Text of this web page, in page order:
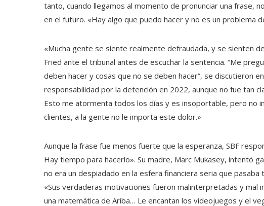
tanto, cuando llegamos al momento de pronunciar una frase,
en el futuro. «Hay algo que puedo hacer y no es un problema
«Mucha gente se siente realmente defraudada, y se sienten
Fried ante el tribunal antes de escuchar la sentencia. “Me
deben hacer y cosas que no se deben hacer”, se discutieron
responsabilidad por la detención en 2022, aunque no fue tan
Esto me atormenta todos los días y es insoportable, pero no
clientes, a la gente no le importa este dolor.»
Aunque la frase fue menos fuerte que la esperanza, SBF
Hay tiempo para hacerlo». Su madre, Marc Mukasey, intentó
no era un despiadado en la esfera financiera seria que pasaba
«Sus verdaderas motivaciones fueron malinterpretadas y mal
una matemática de Ariba… Le encantan los videojuegos y el